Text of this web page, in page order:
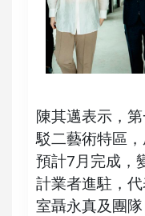
陳其邁表示，
駁二藝術特區
預計7月完成，
計業者進駐，
室聶永真及團